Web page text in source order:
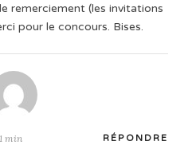
remerciement (les invitations
pour le concours. Bises.
min RÉPONDRE